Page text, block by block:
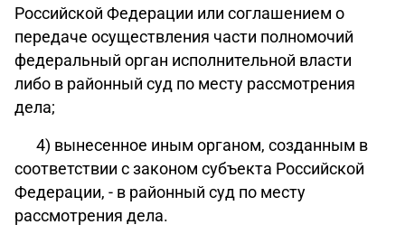
Российской Федерации или соглашением о
передаче осуществления части полномочий
федеральный орган исполнительной власти
либо в районный суд по месту рассмотрения
дела;
4) вынесенное иным органом, созданным в
соответствии с законом субъекта Российской
Федерации, - в районный суд по месту
рассмотрения дела.